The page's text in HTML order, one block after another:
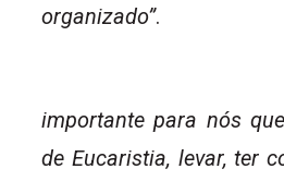
organizado”.
importante para nós
de Eucaristia, levar, ter